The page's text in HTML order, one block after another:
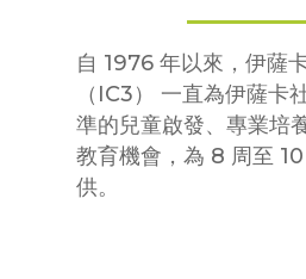
自 1976 年以來，伊薩
（IC3） 一直為伊薩卡
準的兒童啟發、專業培
教育機會，為 8 周至
供。